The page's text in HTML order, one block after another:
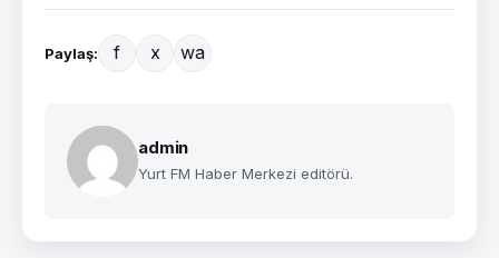
Paylaş: f x wa
admin
Yurt FM Haber Merkezi editörü.